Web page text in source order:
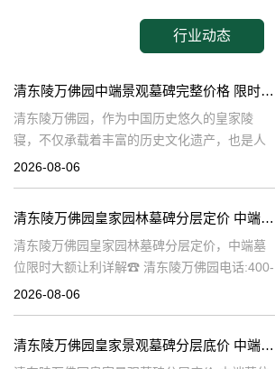
行业动态
清东陵万佛园中端景观墓碑完整价格 限时减免多年管理费详解
清东陵万佛园，作为中国历史悠久的皇家陵
寝，不仅承载着丰富的历史文化遗产，也是人
们缅怀先人、寄托哀思的重要场所。近年来，
清
2026-08-06
清东陵万佛园皇家园林墓碑分层定价 中端墓位限时大额让利详解
清东陵万佛园皇家园林墓碑分层定价，中端墓
位限时大额让利详解☎ 清东陵万佛园电话:400-
838-5063清东陵万佛园，作为中国历史上著名
2026-08-06
清东陵万佛园皇家景观墓碑分层底价 中端墓位限时直降上万